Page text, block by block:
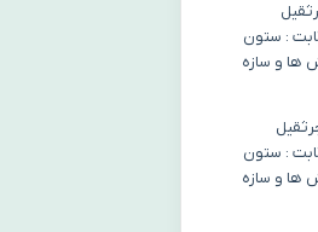
: ستون
ها و سازه
: ستون
ها و سازه